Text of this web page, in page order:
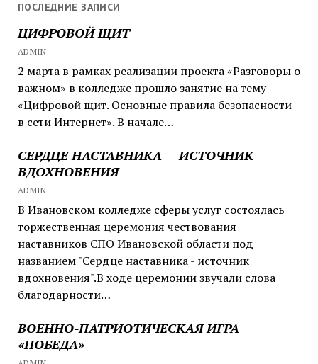
ПОСЛЕДНИЕ ЗАПИСИ
ЦИФРОВОЙ ЩИТ
ADMIN
2 марта в рамках реализации проекта «Разговоры о
важном» в колледже прошло занятие на тему
«Цифровой щит. Основные правила безопасности
в сети Интернет». В начале…
СЕРДЦЕ НАСТАВНИКА — ИСТОЧНИК
ВДОХНОВЕНИЯ
ADMIN
В Ивановском колледже сферы услуг состоялась
торжественная церемония чествования
наставников СПО Ивановской области под
названием "Сердце наставника - источник
вдохновения".В ходе церемонии звучали слова
благодарности…
ВОЕННО-ПАТРИОТИЧЕСКАЯ ИГРА
«ПОБЕДА»